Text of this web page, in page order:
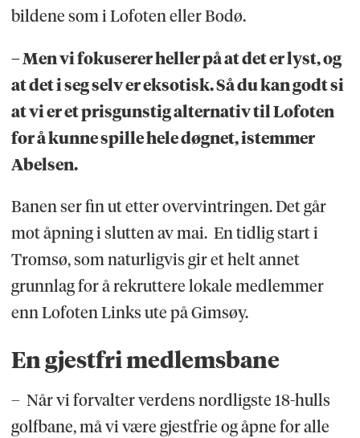
bildene som i Lofoten eller Bodø.
– Men vi fokuserer heller på at det er lyst, og
at det i seg selv er eksotisk. Så du kan godt si
at vi er et prisgunstig alternativ til Lofoten
for å kunne spille hele døgnet, istemmer
Abelsen.
Banen ser fin ut etter overvintringen. Det går
mot åpning i slutten av mai. En tidlig start i
Tromsø, som naturligvis gir et helt annet
grunnlag for å rekruttere lokale medlemmer
enn Lofoten Links ute på Gimsøy.
En gjestfri medlemsbane
– Når vi forvalter verdens nordligste 18-hulls
golfbane, må vi være gjestfrie og åpne for alle